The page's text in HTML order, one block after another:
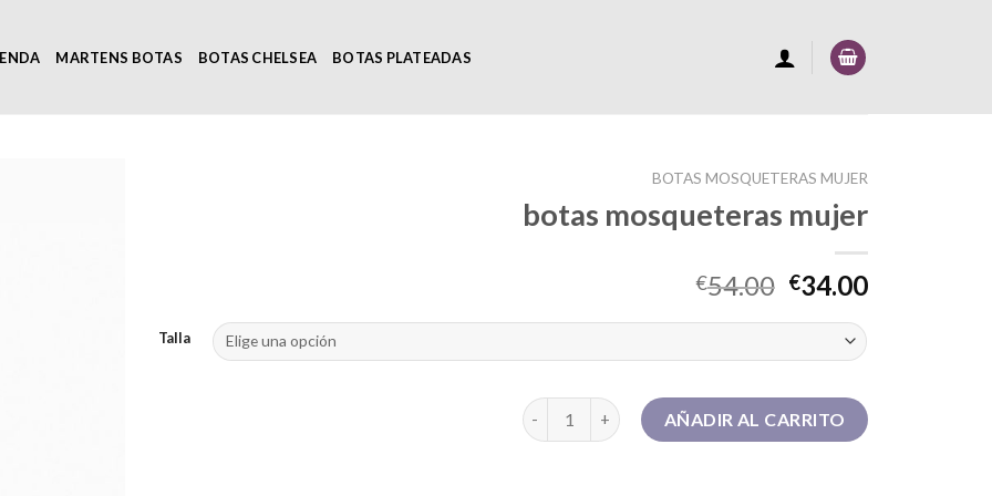
MARTENS BOTAS BOTAS CHELSEA BOTAS PLATEADAS
BOTAS MOSQUETERAS MUJER
botas mosqueteras mujer
€54.00 €34.00
Talla
botas mosqueteras mujer cantidad
AÑADIR AL CARRITO